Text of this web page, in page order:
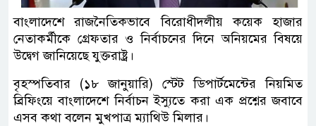
বাংলাদেশে রাজনৈতিকভাবে বিরোধীদলীয় কয়েক হাজার
নেতাকর্মীকে গ্রেফতার ও নির্বাচনের দিনে অনিয়মের বিষয়ে
উদ্বেগ জানিয়েছে যুক্তরাষ্ট্র।
বৃহস্পতিবার (১৮ জানুয়ারি) স্টেট ডিপার্টমেন্টের নিয়মিত
ব্রিফিংয়ে বাংলাদেশে নির্বাচন ইস্যুতে করা এক প্রশ্নের জবাবে
এসব কথা বলেন মুখপাত্র ম্যাথিউ মিলার।